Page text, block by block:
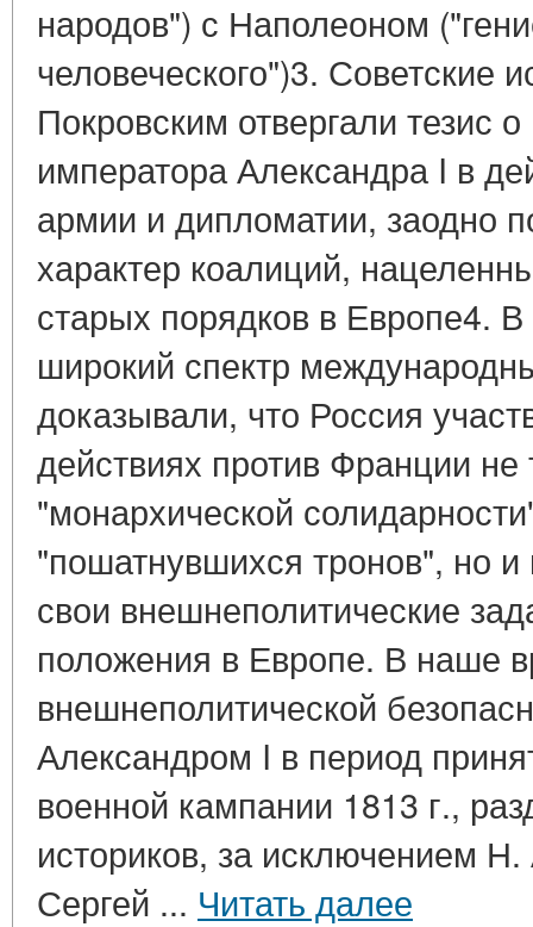
народов") с Наполеоном
человеческого")3. Советские
Покровским отвергали тезис
императора Александра I в
армии и дипломатии, заодно
характер коалиций,
старых порядков в Европе4.
широкий спектр
доказывали, что Россия
действиях против Франции не
"монархической
"пошатнувшихся тронов", но
свои внешнеполитические
положения в Европе. В наше
внешнеполитической
Александром I в период
военной кампании 1813 г.,
историков, за исключением
Сергей ... Читать далее